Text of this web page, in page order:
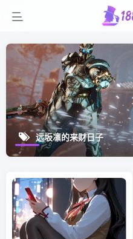
远坂凛的来财日子